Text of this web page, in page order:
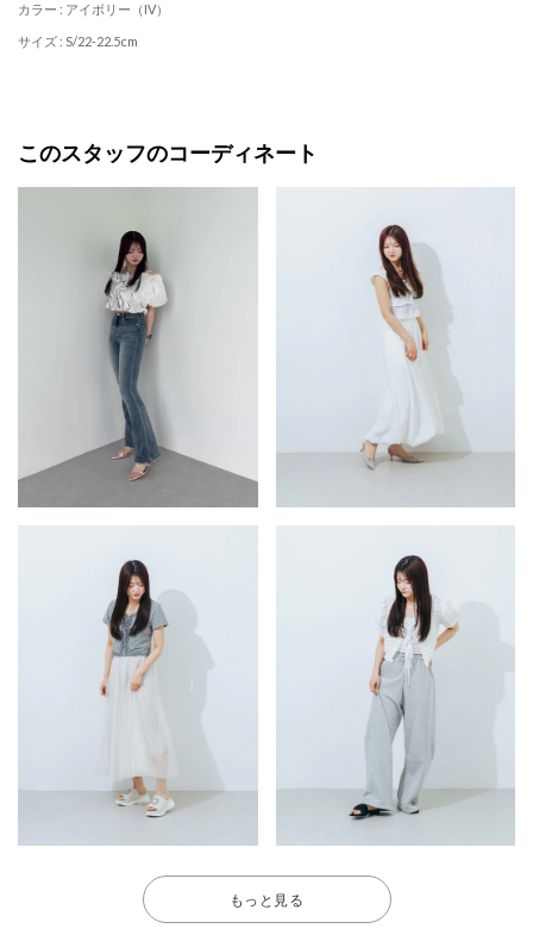
カラー : アイボリー（IV）
サイズ : S/22-22.5cm
このスタッフのコーディネート
もっと見る